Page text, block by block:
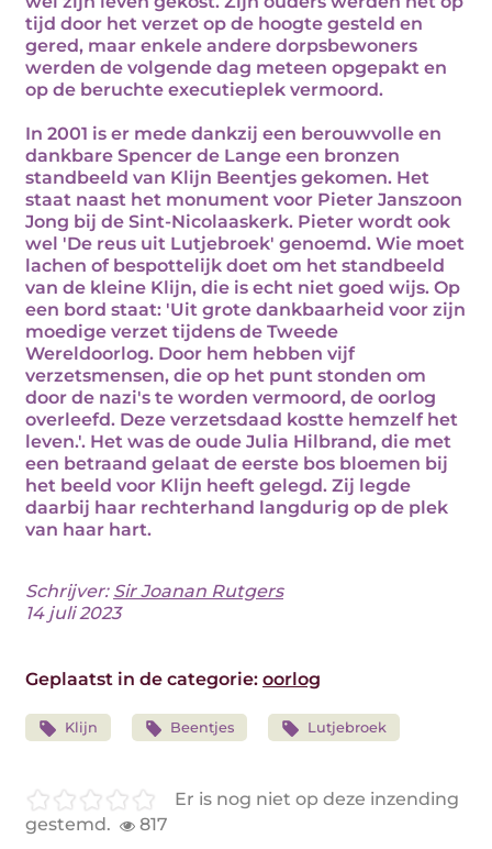
tijd door het verzet op de hoogte gesteld en
gered, maar enkele andere dorpsbewoners
werden de volgende dag meteen opgepakt en
op de beruchte executieplek vermoord.
In 2001 is er mede dankzij een berouwvolle en
dankbare Spencer de Lange een bronzen
standbeeld van Klijn Beentjes gekomen. Het
staat naast het monument voor Pieter Janszoon
Jong bij de Sint-Nicolaaskerk. Pieter wordt ook
wel 'De reus uit Lutjebroek' genoemd. Wie moet
lachen of bespottelijk doet om het standbeeld
van de kleine Klijn, die is echt niet goed wijs. Op
een bord staat: 'Uit grote dankbaarheid voor zijn
moedige verzet tijdens de Tweede
Wereldoorlog. Door hem hebben vijf
verzetsmensen, die op het punt stonden om
door de nazi's te worden vermoord, de oorlog
overleefd. Deze verzetsdaad kostte hemzelf het
leven.'. Het was de oude Julia Hilbrand, die met
een betraand gelaat de eerste bos bloemen bij
het beeld voor Klijn heeft gelegd. Zij legde
daarbij haar rechterhand langdurig op de plek
van haar hart.
Schrijver: Sir Joanan Rutgers
14 juli 2023
Geplaatst in de categorie: oorlog
Klijn Beentjes Lutjebroek
Er is nog niet op deze inzending
gestemd.
817